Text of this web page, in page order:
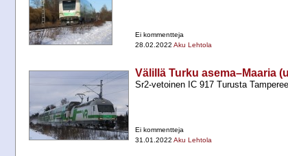
Ei kommentteja
28.02.2022 Aku Lehtola
Välillä Turku asema–Maaria
Sr2-​vetoinen IC 917 Turusta
Ei kommentteja
31.01.2022 Aku Lehtola